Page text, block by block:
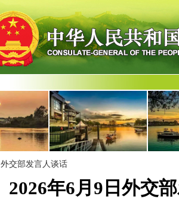
外交部发言人谈话
2026年6月9日外交